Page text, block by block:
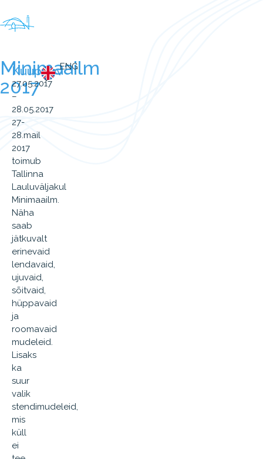
ENG
Minimaailm
2017
Kuupäev
27.05.2017
–
28.05.2017
27-
28.mail
2017
toimub
Tallinna
Lauluväljakul
Minimaailm.
Näha
saab
jätkuvalt
erinevaid
lendavaid,
ujuvaid,
sõitvaid,
hüppavaid
ja
roomavaid
mudeleid.
Lisaks
ka
suur
valik
stendimudeleid,
mis
küll
ei